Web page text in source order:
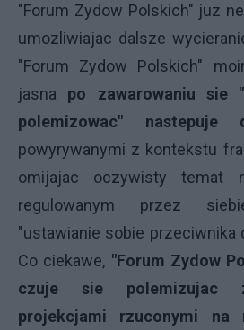
"Forum Zydow Polskich" juz
umozliwiajac dalsze
"Forum Zydow Polskich"
jasna po zawarowaniu sie
polemizowac" nastepuje
powyrywanymi z kontekstu
omijajac oczywisty temat
regulowanym przez
"ustawianie sobie przeciwnika
Co ciekawe, "Forum Zydow
czuje sie polemizujac
projekcjami rzuconymi